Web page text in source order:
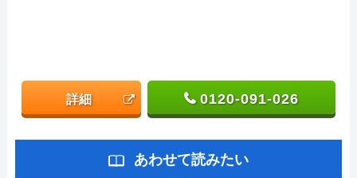
詳細 0120-091-026
あわせて読みたい